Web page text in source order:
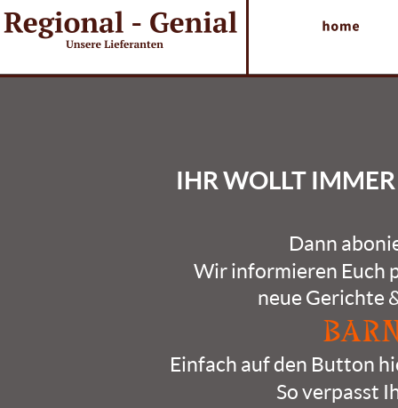
IHR WOLLT
Dann
Wir informieren Euch
neue Gerichte
Einfach auf den Button
So verpasst